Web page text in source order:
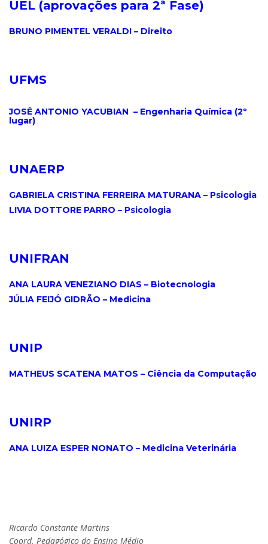
UEL (aprovações para 2ª Fase)
BRUNO PIMENTEL VERALDI – Direito
UFMS
JOSÉ ANTONIO YACUBIAN – Engenharia Química (2º
lugar)
UNAERP
GABRIELA CRISTINA FERREIRA MATURANA – Psicologia
LIVIA DOTTORE PARRO – Psicologia
UNIFRAN
ANA LAURA VENEZIANO DIAS – Biotecnologia
JÚLIA FEIJÓ GIDRÃO – Medicina
UNIP
MATHEUS SCATENA MATOS – Ciência da Computação
UNIRP
ANA LUIZA ESPER NONATO – Medicina Veterinária
Ricardo Constante Martins
Coord. Pedagógico do Ensino Médio